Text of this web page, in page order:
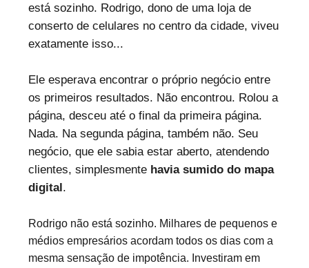
está sozinho. Rodrigo, dono de uma loja de
conserto de celulares no centro da cidade, viveu
exatamente isso...
Ele esperava encontrar o próprio negócio entre
os primeiros resultados. Não encontrou. Rolou a
página, desceu até o final da primeira página.
Nada. Na segunda página, também não. Seu
negócio, que ele sabia estar aberto, atendendo
clientes, simplesmente havia sumido do mapa
digital.
Rodrigo não está sozinho. Milhares de pequenos e
médios empresários acordam todos os dias com a
mesma sensação de impotência. Investiram em